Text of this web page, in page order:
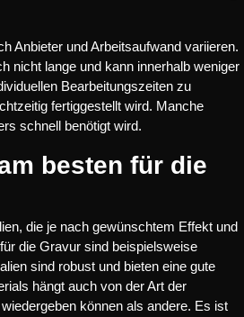
Anbieter und Arbeitsaufwand variieren.
nicht lange und kann innerhalb weniger
Bearbeitungszeiten zu
fertiggestellt wird. Manche
schnell benötigt wird.
besten für die
die je nach gewünschtem Effekt und
die Gravur sind beispielsweise
sind robust und bieten eine gute
hängt auch von der Art der
können als andere. Es ist